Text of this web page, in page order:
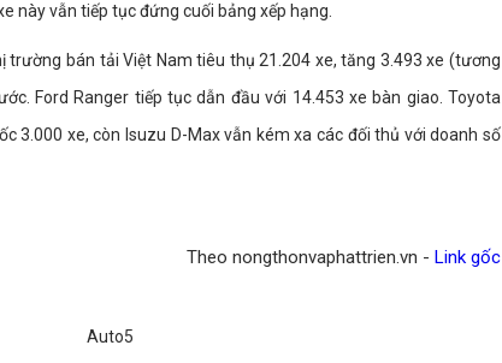
này vẫn tiếp tục đứng cuối bảng xếp hạng.
bán tải Việt Nam tiêu thụ 21.204 xe, tăng 3.493 xe (tương
Ford Ranger tiếp tục dẫn đầu với 14.453 xe bàn giao. Toyota
3.000 xe, còn Isuzu D-Max vẫn kém xa các đối thủ với doanh số
Theo nongthonvaphattrien.vn - Link gốc
Auto5